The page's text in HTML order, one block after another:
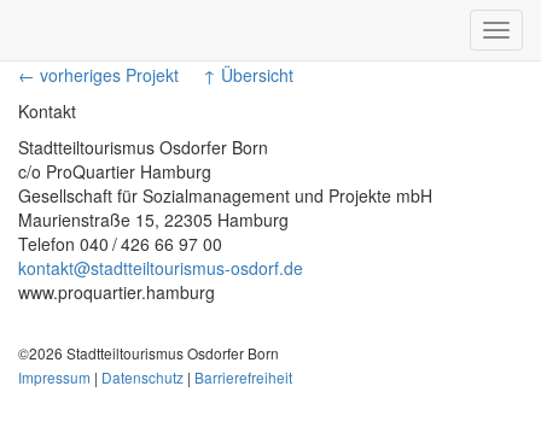
← vorheriges Projekt
↑ Übersicht
Kontakt
Stadtteiltourismus Osdorfer Born
c/o ProQuartier Hamburg
Gesellschaft für Sozialmanagement und Projekte mbH
Maurienstraße 15, 22305 Hamburg
Telefon 040 / 426 66 97 00
kontakt@stadtteiltourismus-osdorf.de
www.proquartier.hamburg
©2026 Stadtteiltourismus Osdorfer Born
Impressum | Datenschutz | Barrierefreiheit